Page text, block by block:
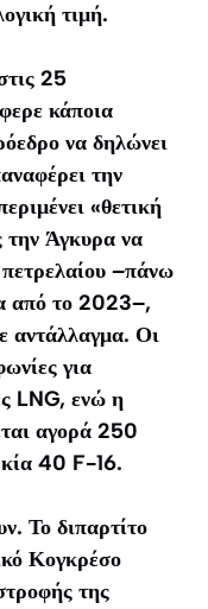
τιμή.
25
κάποια
να δηλώνει
την
«θετική
την Άγκυρα να
–πάνω
από το 2023–,
αντάλλαγμα. Οι
για
LNG, ενώ η
αγορά 250
40 F-16.
Το διπαρτίτο
Κογκρέσο
της